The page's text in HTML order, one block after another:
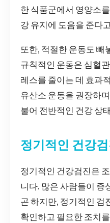
한 식품군에서 영양소
강 유지에 도움을 준다
또한, 적절한 운동도 빼
규칙적인 운동은 심혈
레스를 줄이는 데 효과
유산소 운동을 권장하
불어 전반적인 건강 상
정기적인 건강
정기적인 건강검진은
니다. 많은 사람들이 증
곤 하지만, 정기적인 검
확인하고 필요한 조치